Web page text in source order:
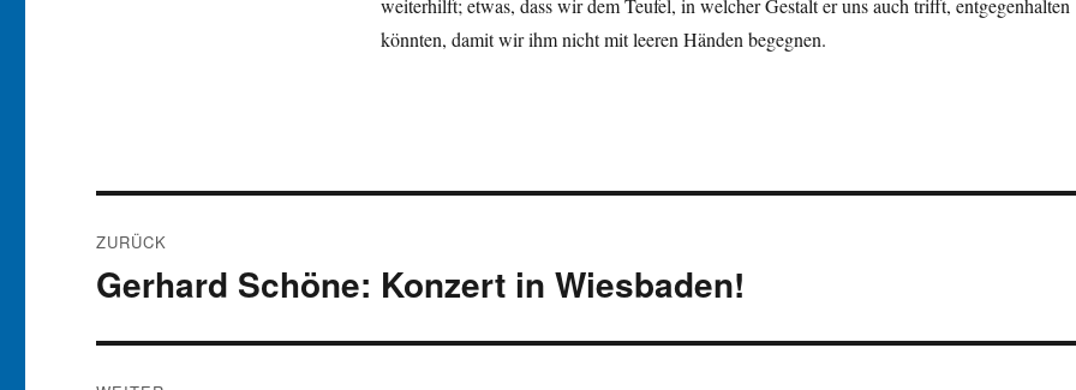
weiterhilft; etwas, dass wir dem Teufel, in welcher Gestalt er uns auch trifft, entgegenhalten
könnten, damit wir ihm nicht mit leeren Händen begegnen.
ZURÜCK
Vorheriger
Gerhard Schöne: Konzert in Wiesbaden!